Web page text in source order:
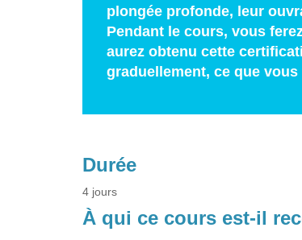
plongée profonde, leur
Pendant le cours, vous
aurez obtenu cette
graduellement, ce que
Durée
4 jours
À qui ce cours est-il